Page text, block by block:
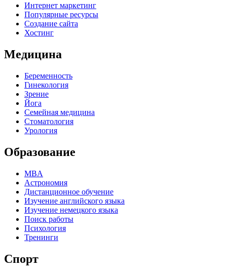
Интернет маркетинг
Популярные ресурсы
Создание сайта
Хостинг
Медицина
Беременность
Гинекология
Зрение
Йога
Семейная медицина
Стоматология
Урология
Образование
MBA
Астрономия
Дистанционное обучение
Изучение английского языка
Изучение немецкого языка
Поиск работы
Психология
Тренинги
Спорт